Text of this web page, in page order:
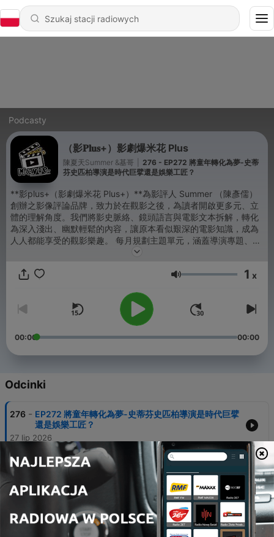
Podcasty
（影𝐏𝐥𝐮𝐬+）影劇爆米花 Plus
陳夏天Summer &基哥
276 - EP272 將童年轉化為夢-史蒂
芬史匹柏導演是時代巨擘還是娛樂工匠？
**影plus+（影劇爆米花 Plus+）**為影評人 Summer （陳彥儒）
創辦之影像評論品牌，致力於在觀影之後，為讀者開啟更多元、立
體的理解角度。我們將影史脈絡、鏡頭語言與電影文本拆解，轉化
為深入淺出、幽默輕鬆的內容，讓原本看似艱深的電影知識，成為
人人都能享受的觀影樂趣。 每月規劃主題單元，涵蓋導演專題、影
壇人物誌、產業內幕、影壇五四三、劇本剖析等內容，希望讓電影
洽談或合作邀約請聯繫：Summerchen0517@gmail.com 影劇爆米
https://reurl.cc/43ajmX -- Hosting provided by
Głośność 1 x
00:00 00:00
Odcinki
276 - EP272 將童年轉化為夢-史蒂芬史匹柏導演是時代巨擘
還是娛樂工匠？
27 lip 2026
275 - EP271《揭密日》史蒂芬史匹柏對某種電影遺落的重
02 lip 2026
EP270『5月作品精選盤點』《後室》《穿著PRADA
的惡魔2》《屍速禁區》《抓狂德古拉》《家庭日》
《後座力》